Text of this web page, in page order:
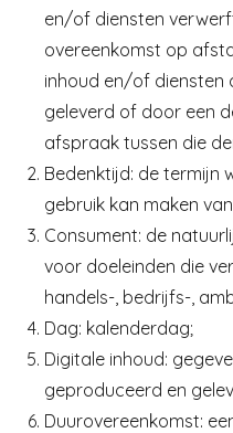
en/of diensten
overeenkomst op
inhoud en/of diensten
geleverd of door een
afspraak tussen die
Bedenktijd: de termijn
gebruik kan maken
Consument: de
voor doeleinden die
handels-, bedrijfs-,
Dag: kalenderdag;
Digitale inhoud:
geproduceerd en
Duurovereenkomst: